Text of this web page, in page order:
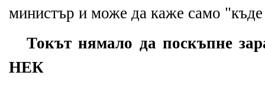
министър и може да каже само "къде
Токът нямало да поскъпне
НЕК